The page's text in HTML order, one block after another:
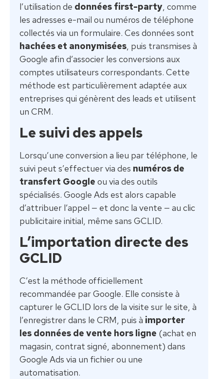
l’utilisation de données first-party , comme
les adresses e-mail ou numéros de téléphone
collectés via un formulaire. Ces données sont
hachées et anonymisées , puis transmises à
Google afin d’associer les conversions aux
comptes utilisateurs correspondants. Cette
méthode est particulièrement adaptée aux
entreprises qui génèrent des leads et utilisent
un CRM.
Le suivi des appels
Lorsqu’une conversion a lieu par téléphone, le
suivi peut s’effectuer via des numéros de
transfert Google ou via des outils
spécialisés. Google Ads est alors capable
d’attribuer l’appel — et donc la vente — au clic
publicitaire initial, même sans GCLID.
L’importation directe des
GCLID
C’est la méthode officiellement
recommandée par Google. Elle consiste à
capturer le GCLID lors de la visite sur le site, à
l’enregistrer dans le CRM, puis à importer
les données de vente hors ligne (achat en
magasin, contrat signé, abonnement) dans
Google Ads via un fichier ou une
automatisation.